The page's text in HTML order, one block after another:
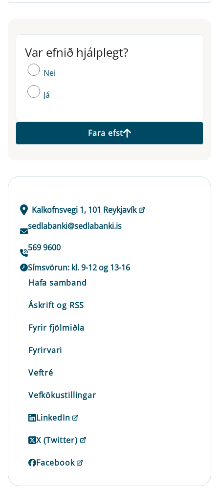
Var efnið hjálplegt?
Var efnið hjálplegt?
Nei
Já
Fara efst
Kalkofnsvegi 1, 101 Reykjavík
sedlabanki@sedlabanki.is
569 9600
Símsvörun: kl. 9-12 og 13-16
Hafa samband
Áskrift og RSS
Fyrir fjölmiðla
Fyrirvari
Veftré
Vefkökustillingar
LinkedIn
X (Twitter)
Facebook